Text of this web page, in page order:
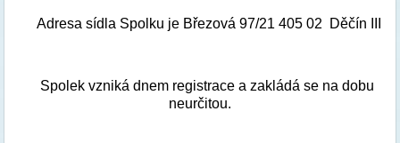
Adresa sídla Spolku je Březová 97/21 405 02  Děčín III
Spolek vzniká dnem registrace a zakládá se na dobu
neurčitou.